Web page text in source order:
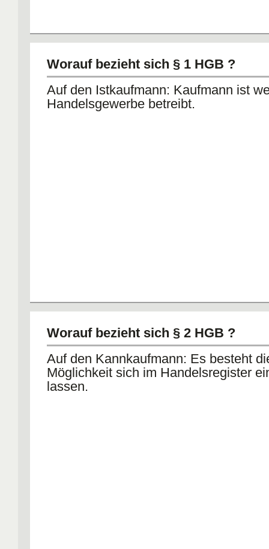
Worauf bezieht sich § 1 HGB ?
Auf den Istkaufmann: Kaufmann ist
Handelsgewerbe betreibt.
Worauf bezieht sich § 2 HGB ?
Auf den Kannkaufmann: Es besteht
Möglichkeit sich im Handelsregister
lassen.